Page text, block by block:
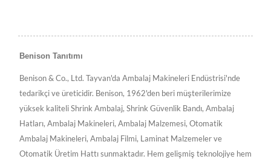
Benison Tanıtımı
Benison & Co., Ltd. Tayvan'da Ambalaj Makineleri Endüstrisi'nde
tedarikçi ve üreticidir. Benison, 1962'den beri müşterilerimize
yüksek kaliteli Shrink Ambalaj, Shrink Güvenlik Bandı, Ambalaj
Hatları, Ambalaj Makineleri, Ambalaj Malzemesi, Otomatik
Ambalaj Makineleri, Ambalaj Filmi, Laminat Malzemeler ve
Otomatik Üretim Hattı sunmaktadır. Hem gelişmiş teknolojiye hem